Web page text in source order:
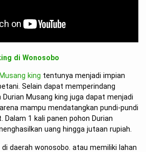
di Wonosobo
king tentunya menjadi impian
Selain dapat memperindang
Durian Musang king juga dapat menjadi
mampu mendatangkan pundi-pundi
Dalam 1 kali panen pohon Durian
uang hingga jutaan rupiah.
daerah wonosobo. atau memiliki lahan